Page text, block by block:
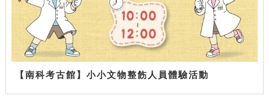
【南科考古館】小小文物整飭人員體驗活動